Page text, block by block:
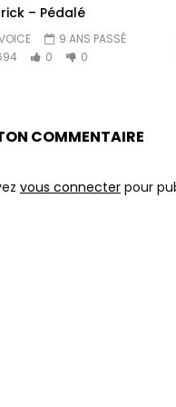
– Pédalé
9 ANS PASSÉ
0 0
COMMENTAIRE
vous connecter pour